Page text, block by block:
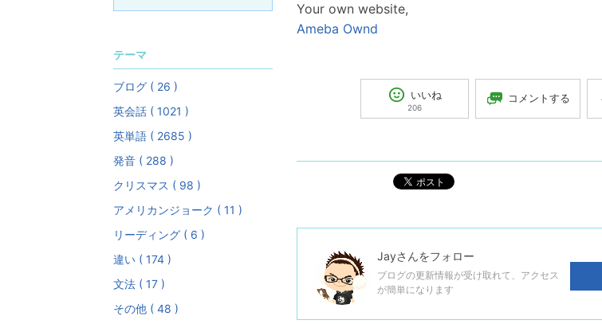
Your own website,
Ameba Ownd
いいね
206
コメントする
ポスト
Jayさんをフォロー
ブログの更新情報が受け取れて、アクセス
が簡単になります
テーマ
ブログ ( 26 )
英会話 ( 1021 )
英単語 ( 2685 )
発音 ( 288 )
クリスマス ( 98 )
アメリカンジョーク ( 11 )
リーディング ( 6 )
違い ( 174 )
文法 ( 17 )
その他 ( 48 )